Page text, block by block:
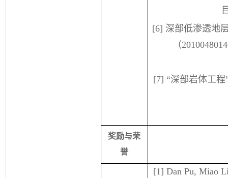
[6] 深部低渗透地
（
[7] “深部岩体工
奖励与荣
誉
[1] Dan Pu, Miao